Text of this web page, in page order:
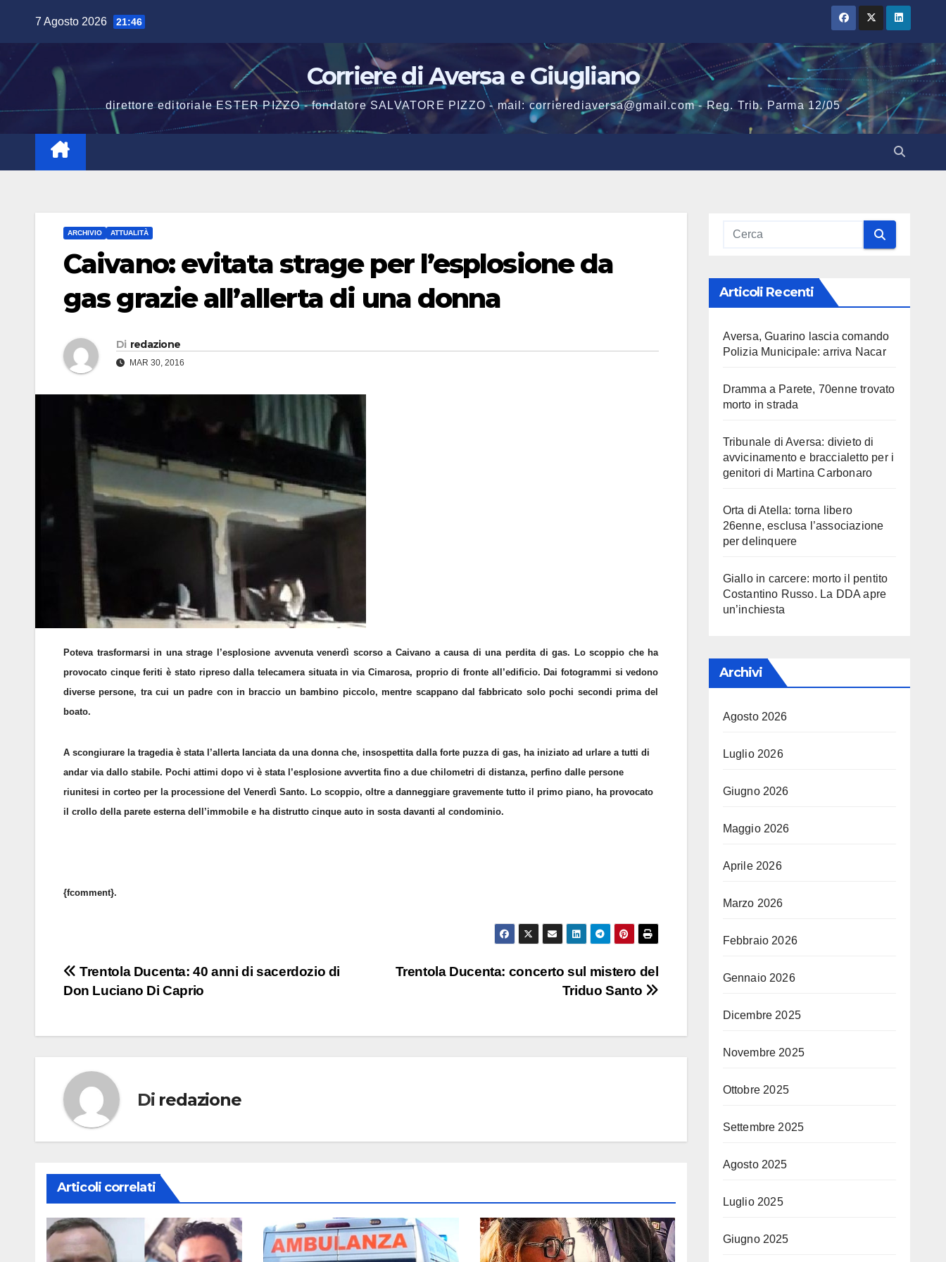
contenuto
7 Agosto 2026 21:46
Corriere di Aversa e Giugliano
direttore editoriale ESTER PIZZO - fondatore SALVATORE PIZZO - mail: corrierediaversa@gmail.com - Reg. Trib. Parma 12/05
ARCHIVIO ATTUALITÀ
Caivano: evitata strage per l’esplosione da
gas grazie all’allerta di una donna
Di redazione
MAR 30, 2016
Poteva trasformarsi in una strage l’esplosione avvenuta venerdì scorso a Caivano a causa di una perdita di gas. Lo scoppio che ha
provocato cinque feriti è stato ripreso dalla telecamera situata in via Cimarosa, proprio di fronte all’edificio. Dai fotogrammi si vedono
diverse persone, tra cui un padre con in braccio un bambino piccolo, mentre scappano dal fabbricato solo pochi secondi prima del
boato.
A scongiurare la tragedia è stata l’allerta lanciata da una donna che, insospettita dalla forte puzza di gas, ha iniziato ad urlare a tutti di
andar via dallo stabile. Pochi attimi dopo vi è stata l’esplosione avvertita fino a due chilometri di distanza, perfino dalle persone
riunitesi in corteo per la processione del Venerdì Santo. Lo scoppio, oltre a danneggiare gravemente tutto il primo piano, ha provocato
il crollo della parete esterna dell’immobile e ha distrutto cinque auto in sosta davanti al condominio.
{fcomment}.
Navigazione
Trentola Ducenta: concerto sul mistero del
Triduo Santo
Trentola Ducenta: 40 anni di sacerdozio di
Don Luciano Di Caprio
Di redazione
Articoli correlati
Articoli Recenti
Aversa, Guarino lascia comando
Polizia Municipale: arriva Nacar
Dramma a Parete, 70enne trovato
morto in strada
Tribunale di Aversa: divieto di
avvicinamento e braccialetto per i
genitori di Martina Carbonaro
Orta di Atella: torna libero
26enne, esclusa l’associazione
per delinquere
Giallo in carcere: morto il pentito
Costantino Russo. La DDA apre
un’inchiesta
Archivi
Agosto 2026
Luglio 2026
Giugno 2026
Maggio 2026
Aprile 2026
Marzo 2026
Febbraio 2026
Gennaio 2026
Dicembre 2025
Novembre 2025
Ottobre 2025
Settembre 2025
Agosto 2025
Luglio 2025
Giugno 2025